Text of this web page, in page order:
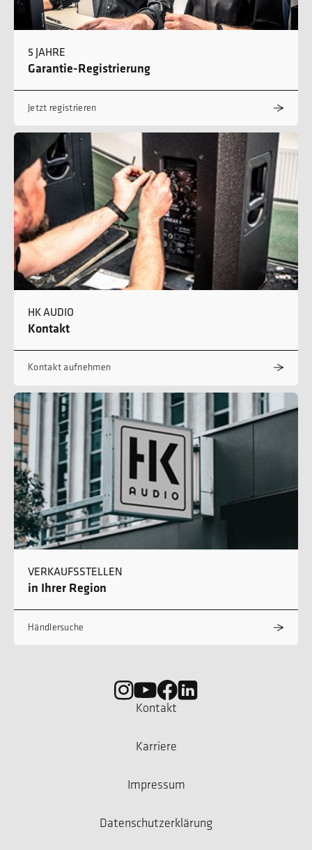
5 JAHRE
Garantie-Registrierung
Jetzt registrieren
HK AUDIO
Kontakt
Kontakt aufnehmen
VERKAUFSSTELLEN
in Ihrer Region
Händlersuche
Kontakt
Karriere
Impressum
Datenschutzerklärung